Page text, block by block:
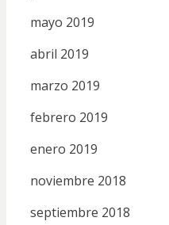
mayo 2019
abril 2019
marzo 2019
febrero 2019
enero 2019
noviembre 2018
septiembre 2018